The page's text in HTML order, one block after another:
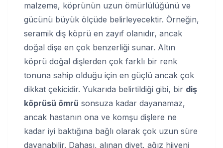
malzeme, köprünün uzun ömürlülüğünü ve
gücünü büyük ölçüde belirleyecektir. Örneğin,
seramik diş köprü en zayıf olanıdır, ancak
doğal dişe en çok benzerliği sunar. Altın
köprü doğal dişlerden çok farklı bir renk
tonuna sahip olduğu için en güçlü ancak çok
dikkat çekicidir. Yukarıda belirtildiği gibi, bir diş
köprüsü ömrü sonsuza kadar dayanamaz,
ancak hastanın ona ve komşu dişlere ne
kadar iyi baktığına bağlı olarak çok uzun süre
dayanabilir. Dahası, alınan diyet, ağız hijyeni